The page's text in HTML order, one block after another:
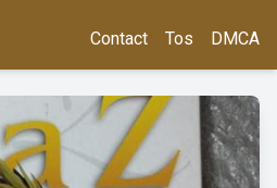
Contact Tos DMCA